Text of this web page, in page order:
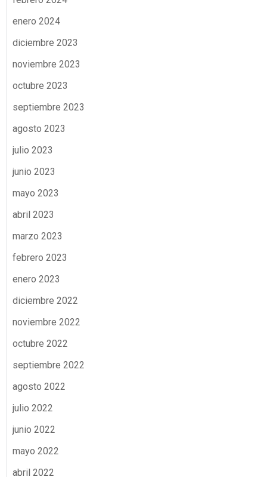
enero 2024
diciembre 2023
noviembre 2023
octubre 2023
septiembre 2023
agosto 2023
julio 2023
junio 2023
mayo 2023
abril 2023
marzo 2023
febrero 2023
enero 2023
diciembre 2022
noviembre 2022
octubre 2022
septiembre 2022
agosto 2022
julio 2022
junio 2022
mayo 2022
abril 2022